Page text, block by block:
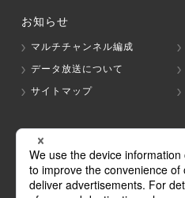
お知らせ
マルチチャンネル編成
データ放送について
サイトマップ
グループ会社
テレビ朝日